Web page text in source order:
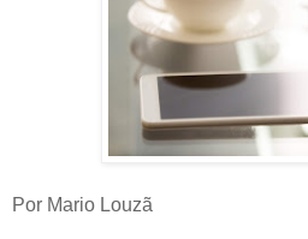
Por Mario Louzã